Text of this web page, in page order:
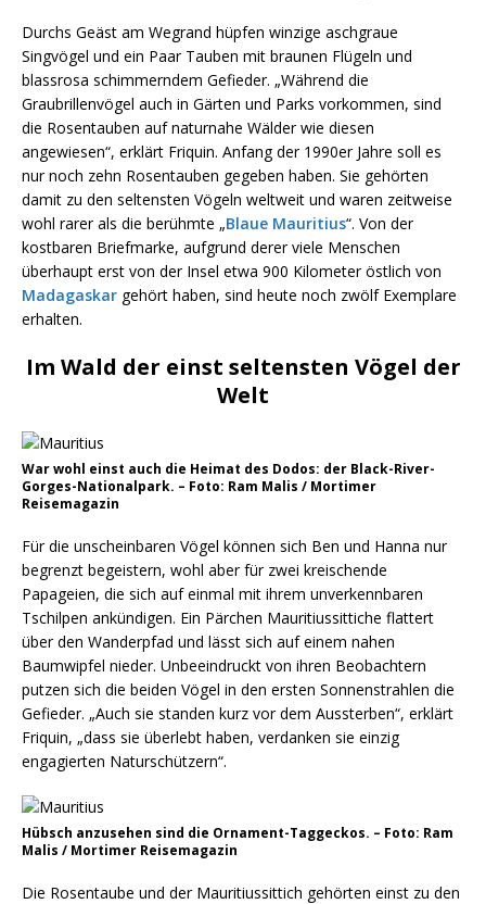
Durchs Geäst am Wegrand hüpfen winzige aschgraue
Singvögel und ein Paar Tauben mit braunen Flügeln und
blassrosa schimmerndem Gefieder. „Während die
Graubrillenvögel auch in Gärten und Parks vorkommen, sind
die Rosentauben auf naturnahe Wälder wie diesen
angewiesen“, erklärt Friquin. Anfang der 1990er Jahre soll es
nur noch zehn Rosentauben gegeben haben. Sie gehörten
damit zu den seltensten Vögeln weltweit und waren zeitweise
wohl rarer als die berühmte „Blaue Mauritius“. Von der
kostbaren Briefmarke, aufgrund derer viele Menschen
überhaupt erst von der Insel etwa 900 Kilometer östlich von
Madagaskar gehört haben, sind heute noch zwölf Exemplare
erhalten.
Im Wald der einst seltensten Vögel der
Welt
War wohl einst auch die Heimat des Dodos: der Black-River-
Gorges-Nationalpark. – Foto: Ram Malis / Mortimer
Reisemagazin
Für die unscheinbaren Vögel können sich Ben und Hanna nur
begrenzt begeistern, wohl aber für zwei kreischende
Papageien, die sich auf einmal mit ihrem unverkennbaren
Tschilpen ankündigen. Ein Pärchen Mauritiussittiche flattert
über den Wanderpfad und lässt sich auf einem nahen
Baumwipfel nieder. Unbeeindruckt von ihren Beobachtern
putzen sich die beiden Vögel in den ersten Sonnenstrahlen die
Gefieder. „Auch sie standen kurz vor dem Aussterben“, erklärt
Friquin, „dass sie überlebt haben, verdanken sie einzig
engagierten Naturschützern“.
Hübsch anzusehen sind die Ornament-Taggeckos. – Foto: Ram
Malis / Mortimer Reisemagazin
Die Rosentaube und der Mauritiussittich gehörten einst zu den